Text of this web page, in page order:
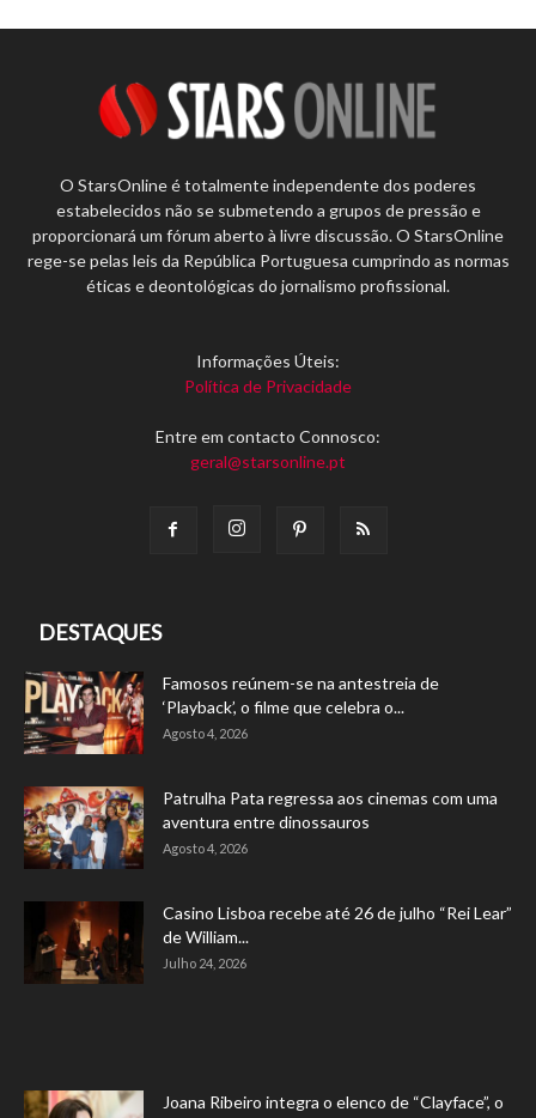
O StarsOnline é totalmente independente dos poderes
estabelecidos não se submetendo a grupos de pressão e
proporcionará um fórum aberto à livre discussão. O StarsOnline
rege-se pelas leis da República Portuguesa cumprindo as normas
éticas e deontológicas do jornalismo profissional.
Informações Úteis:
Política de Privacidade
Entre em contacto Connosco:
geral@starsonline.pt
DESTAQUES
Famosos reúnem-se na antestreia de
‘Playback’, o filme que celebra o...
Agosto 4, 2026
Patrulha Pata regressa aos cinemas com uma
aventura entre dinossauros
Agosto 4, 2026
Casino Lisboa recebe até 26 de julho “Rei Lear”
de William...
Julho 24, 2026
Joana Ribeiro integra o elenco de “Clayface”, o